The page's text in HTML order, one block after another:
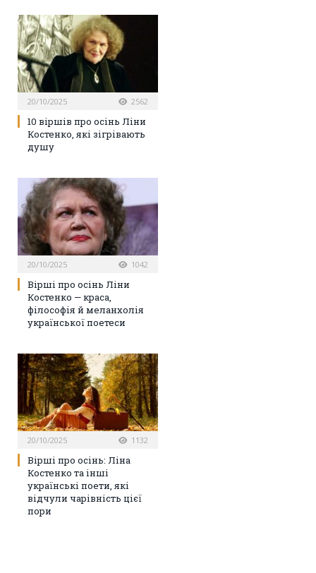
20/10/2025 2562
10 віршів про осінь Ліни
Костенко, які зігрівають
душу
20/10/2025 1042
Вірші про осінь Ліни
Костенко — краса,
філософія й меланхолія
української поетеси
20/10/2025 1132
Вірші про осінь: Ліна
Костенко та інші
українські поети, які
відчули чарівність цієї
пори